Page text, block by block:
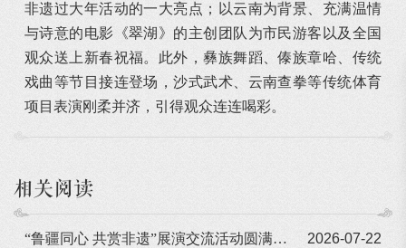
非遗过大年活动的一大亮点；以云南为背景、充满温情
与诗意的电影《翠湖》的主创团队为市民游客以及全国
观众送上新春祝福。此外，彝族舞蹈、傣族章哈、传统
戏曲等节目接连登场，沙式武术、云南查拳等传统体育
项目表演刚柔并济，引得观众连连喝彩。
相关阅读
2026-07-22
“鲁疆同心 共赏非遗”展演交流活动圆满闭幕